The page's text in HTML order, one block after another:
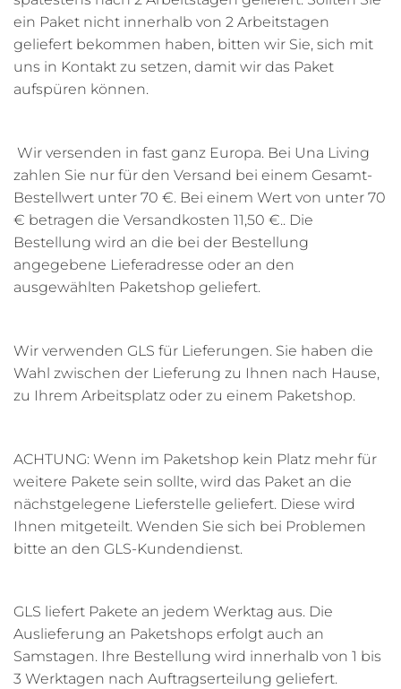
ein Paket nicht innerhalb von 2 Arbeitstagen
geliefert bekommen haben, bitten wir Sie, sich mit
uns in Kontakt zu setzen, damit wir das Paket
aufspüren können.
Wir versenden in fast ganz Europa. Bei Una Living
zahlen Sie nur für den Versand bei einem Gesamt-
Bestellwert unter 70 €. Bei einem Wert von unter 70
€ betragen die Versandkosten 11,50 €.. Die
Bestellung wird an die bei der Bestellung
angegebene Lieferadresse oder an den
ausgewählten Paketshop geliefert.
Wir verwenden GLS für Lieferungen. Sie haben die
Wahl zwischen der Lieferung zu Ihnen nach Hause,
zu Ihrem Arbeitsplatz oder zu einem Paketshop.
ACHTUNG: Wenn im Paketshop kein Platz mehr für
weitere Pakete sein sollte, wird das Paket an die
nächstgelegene Lieferstelle geliefert. Diese wird
Ihnen mitgeteilt. Wenden Sie sich bei Problemen
bitte an den GLS-Kundendienst.
GLS liefert Pakete an jedem Werktag aus. Die
Auslieferung an Paketshops erfolgt auch an
Samstagen. Ihre Bestellung wird innerhalb von 1 bis
3 Werktagen nach Auftragserteilung geliefert.